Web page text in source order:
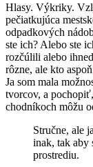
Hlasy. Výkriky.
pečiatkujúca
odpadkových
ste ich? Alebo ste
rozčúlili alebo
rôzne, ale kto
Ja som mala
tvorcov, a
chodníkoch môžu
Stručne, ale
inak, tak aby
prostrediu.